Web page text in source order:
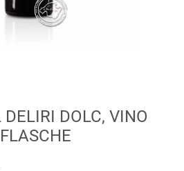
DOLC, VINO